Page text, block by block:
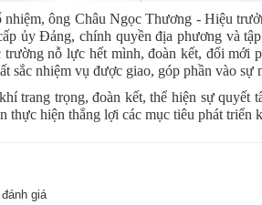
nhiệm, ông Châu Ngọc Thương - Hiệu
ủy Đảng, chính quyền địa phương và
nỗ lực hết mình, đoàn kết, đổi mới
sắc nhiệm vụ được giao, góp phần vào
trọng, đoàn kết, thể hiện sự quyết
thực hiện thắng lợi các mục tiêu phát triển
đánh giá